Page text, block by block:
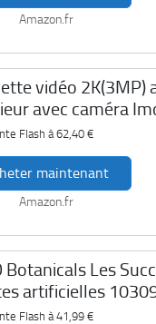
Amazon.fr
vidéo 2K(3MP)
avec caméra
Flash à62,40 €
maintenant
Amazon.fr
Botanicals Les
artificielles
Flash à41,99 €